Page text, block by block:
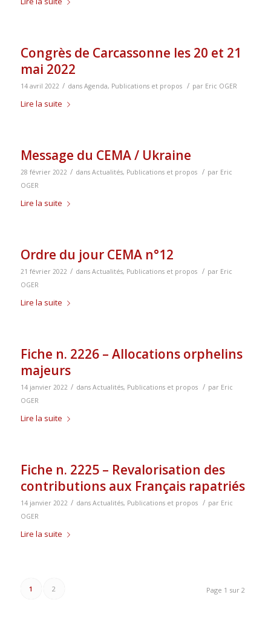
Congrès de Carcassonne les 20 et 21
mai 2022
14 avril 2022 / dans Agenda, Publications et propos / par Eric OGER
Lire la suite
Message du CEMA / Ukraine
28 février 2022 / dans Actualités, Publications et propos / par Eric
OGER
Lire la suite
Ordre du jour CEMA n°12
21 février 2022 / dans Actualités, Publications et propos / par Eric
OGER
Lire la suite
Fiche n. 2226 – Allocations orphelins
majeurs
14 janvier 2022 / dans Actualités, Publications et propos / par Eric
OGER
Lire la suite
Fiche n. 2225 – Revalorisation des
contributions aux Français rapatriés
14 janvier 2022 / dans Actualités, Publications et propos / par Eric
OGER
Lire la suite
Page 1 sur 2
1 2